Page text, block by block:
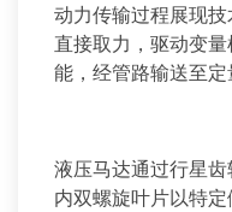
动力传输过程展现
直接取力，驱动变
能，经管路输送至定
液压马达通过行星
内双螺旋叶片以特